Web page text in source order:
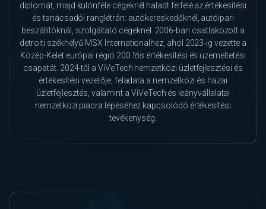
diplomát, majd különféle cégeknél haladt felfelé az értékesítési
és tanácsadói ranglétrán: autókereskedőknél, autóipari
beszállítóknál, szolgáltató cégeknél. 2006-ban csatlakozott a
detroiti székhelyű MSX Internationalhez, ahol 2023-ig vezette a
Közép-Kelet európai régió 200 fős értékesítési és üzemeltetési
csapatát. 2024-től a ViVeTech nemzetközi üzletfejlesztési és
értékesítési vezetője, feladata a nemzetközi és hazai
üzletfejlesztés, valamint a ViVeTech és leányvállalatai
nemzetközi piacra lépéséhez kapcsolódó értékesítési
tevékenység.